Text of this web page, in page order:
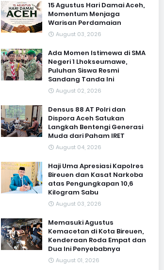
15 Agustus Hari Damai Aceh,
Momentum Menjaga
Warisan Perdamaian
August 03, 2026
Ada Momen Istimewa di SMA
Negeri 1 Lhokseumawe,
Puluhan Siswa Resmi
Sandang Tanda Ini
August 02, 2026
Densus 88 AT Polri dan
Dispora Aceh Satukan
Langkah Bentengi Generasi
Muda dari Paham IRET
August 04, 2026
Haji Uma Apresiasi Kapolres
Bireuen dan Kasat Narkoba
atas Pengungkapan 10,6
Kilogram Sabu
August 03, 2026
Memasuki Agustus
Kemacetan di Kota Bireuen,
Kenderaan Roda Empat dan
Dua Ini Penyebabnya
August 01, 2026